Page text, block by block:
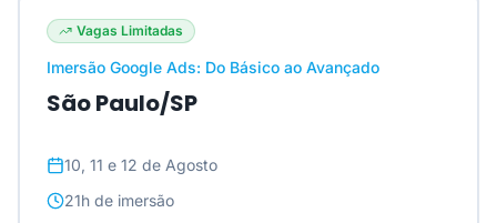
Vagas Limitadas
Imersão Google Ads: Do Básico ao Avançado
São Paulo/SP
10, 11 e 12 de Agosto
21h de imersão